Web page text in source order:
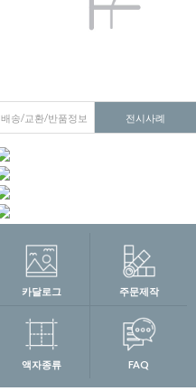
배송/교환/반품정보 전시사례
카달로그 주문제작
액자종류 FAQ